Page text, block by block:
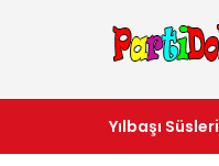
Yılbaşı Süsleri